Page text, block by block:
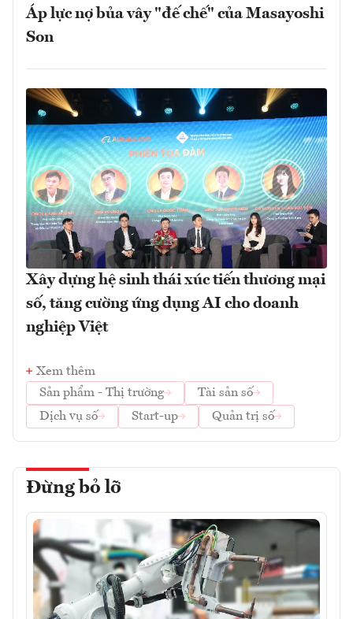
Áp lực nợ bủa vây "đế chế" của Masayoshi
Son
Xây dựng hệ sinh thái xúc tiến thương mại
số, tăng cường ứng dụng AI cho doanh
nghiệp Việt
Xem thêm
Sản phẩm - Thị trường
Tài sản số
Dịch vụ số
Start-up Quản trị số
Đừng bỏ lỡ